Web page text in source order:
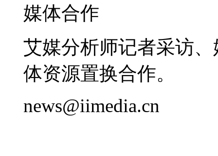
媒体合作
艾媒分析师记者采访
体资源置换合作。
news@iimedia.cn